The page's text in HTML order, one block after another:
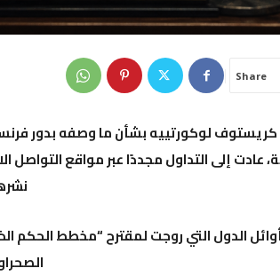
Share
لوكورتييه بشأن ما وصفه بدور
عادت إلى التداول مجددًا عبر مواقع التواصل
الدول التي روجت لمقترح “مخطط الحكم